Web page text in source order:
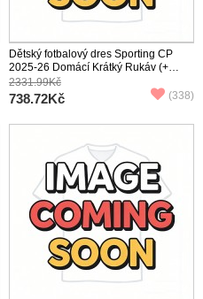
Dětský fotbalový dres Sporting CP
2025-26 Domácí Krátký Rukáv (+
trenýrky)
2331.99Kč
738.72Kč (338)